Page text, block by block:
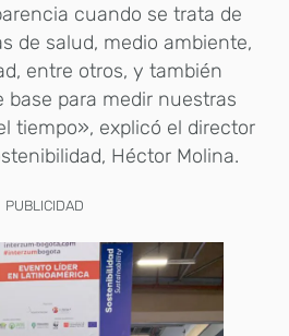
cuando se trata de
de salud, medio ambiente,
entre otros, y también
base para medir nuestras
tiempo», explicó el director
Héctor Molina.
PUBLICIDAD